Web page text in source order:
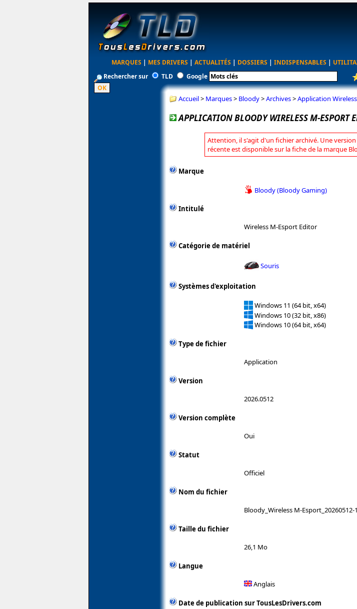
MARQUES | MES DRIVERS | ACTUALITÉS | DOSSIERS | INDISPENSABLES |
Rechercher sur
TLD Google
Accueil> Marques> Bloody>Archives>Application
APPLICATION BLOODY WIRELESS M-ESPORT
Attention, il s'agit d'un fichier archivé. Une
récente est disponible sur la fiche de la marque
Marque
Bloody (Bloody Gaming)
Intitulé
Wireless M-Esport Editor
Catégorie de matériel
Souris
Systèmes d'exploitation
Windows 11 (64 bit, x64)
Windows 10 (32 bit, x86)
Windows 10 (64 bit, x64)
Type de fichier
Application
Version
2026.0512
Version complète
Oui
Statut
Officiel
Nom du fichier
Bloody_Wireless M-Esport_20260512-
Taille du fichier
26,1 Mo
Langue
Anglais
Date de publication sur TousLesDrivers.com